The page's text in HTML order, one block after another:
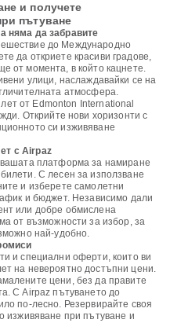
и получете
пътуване
няма да забравите
до Международно
да откриете красиви градове,
от момента, в който кацнете.
улици, наслаждавайки се на
атмосфера.
от Edmonton International
Открийте нови хоризонти с
си изживяване
с Airpaz
платформа за намиране
С лесен за използване
и изберете самолетни
и бюджет. Независимо дали
или добре обмислена
от възможности за избор, за
най-удобно.
и специални оферти, които ви
на невероятно достъпни цени.
цени, без да правите
С Airpaz пътуването до
по-лесно. Резервирайте своя
изживяване при пътуване и